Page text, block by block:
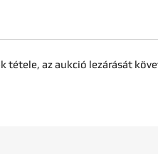
tétele, az aukció lezárását